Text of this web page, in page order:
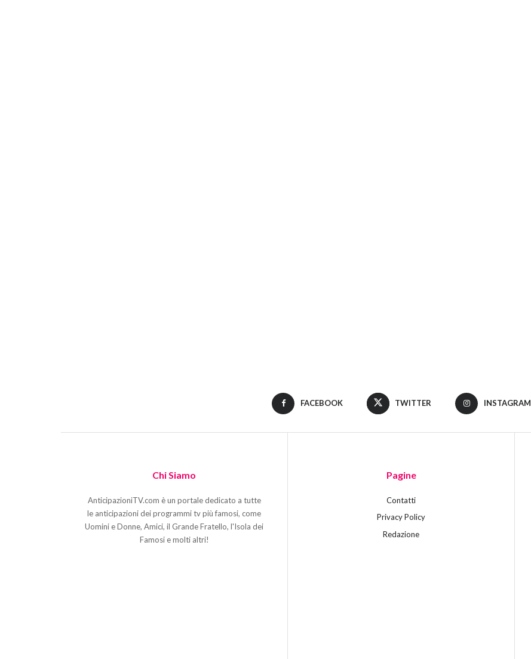
FACEBOOK TWITTER INSTAGRAM
Chi Siamo
AnticipazioniTV.com è un portale dedicato a tutte
le anticipazioni dei programmi tv più famosi, come
Uomini e Donne, Amici, il Grande Fratello, l'Isola dei
Famosi e molti altri!
Pagine
Contatti
Privacy Policy
Redazione